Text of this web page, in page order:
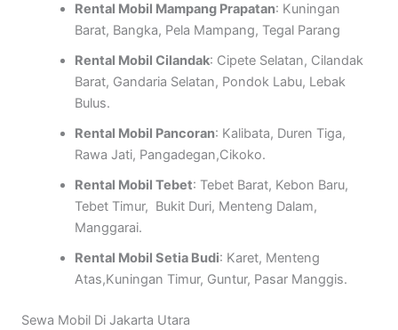
Rental Mobil Mampang Prapatan: Kuningan
Barat, Bangka, Pela Mampang, Tegal Parang
Rental Mobil Cilandak: Cipete Selatan, Cilandak
Barat, Gandaria Selatan, Pondok Labu, Lebak
Bulus.
Rental Mobil Pancoran: Kalibata, Duren Tiga,
Rawa Jati, Pangadegan,Cikoko.
Rental Mobil Tebet: Tebet Barat, Kebon Baru,
Tebet Timur, Bukit Duri, Menteng Dalam,
Manggarai.
Rental Mobil Setia Budi: Karet, Menteng
Atas,Kuningan Timur, Guntur, Pasar Manggis.
Sewa Mobil Di Jakarta Utara